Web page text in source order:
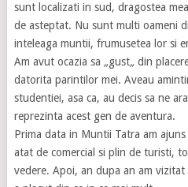
sunt localizati in sud, dragostea
de asteptat. Nu sunt multi oameni
inteleaga muntii, frumusetea lor si
Am avut ocazia sa „gust„din
datorita parintilor mei. Aveau
studentiei, asa ca, au decis sa ne
reprezinta acest gen de aventura.
Prima data in Muntii Tatra am
atat de comercial si plin de turisti,
vedere. Apoi, an dupa an am